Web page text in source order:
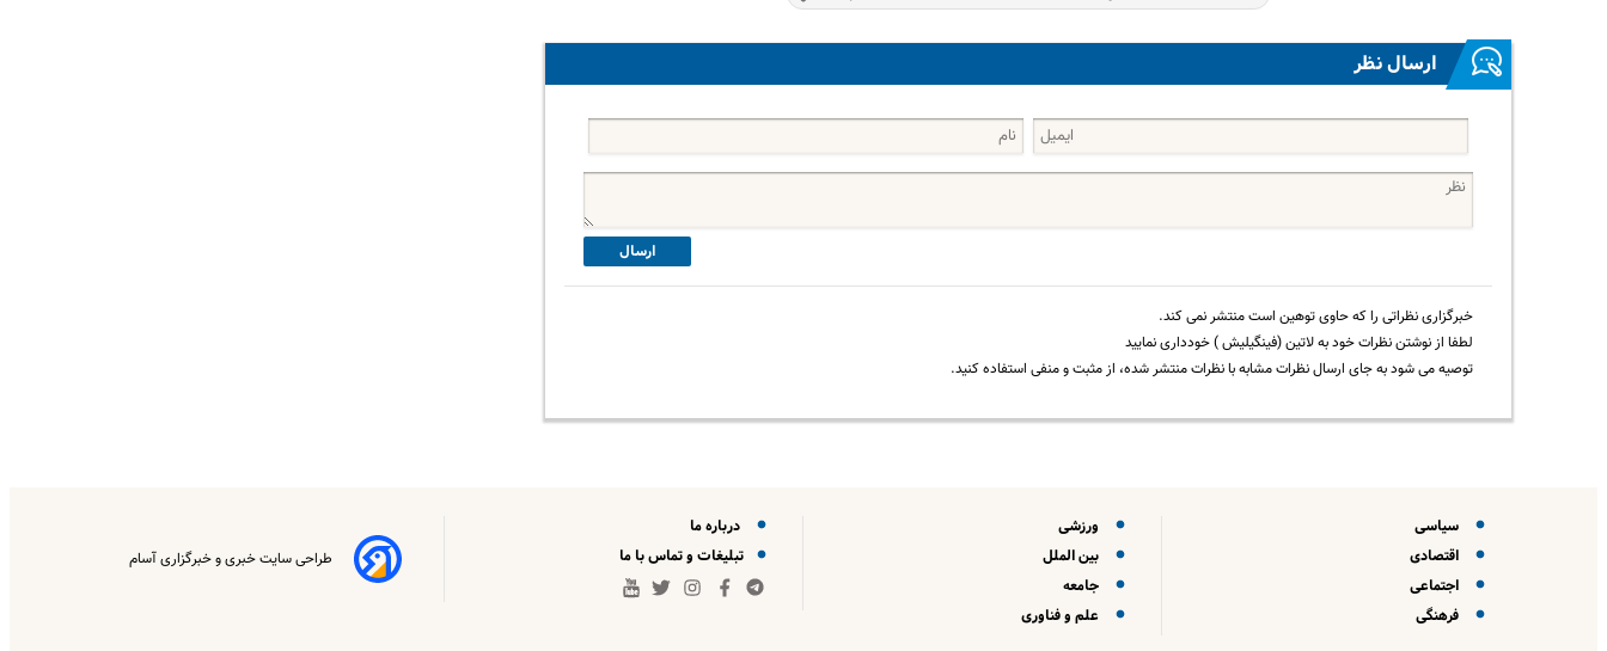
ارسال نظر
ارسال
خبرگزاری نظراتی را که حاوی توهین است منتشر نمی کند.
لطفا از نوشتن نظرات خود به لاتین (فینگیلیش ) خودداری نمایید
توصیه می شود به جای ارسال نظرات مشابه با نظرات منتشر شده، از مثبت و منفی استفاده کنید.
سیاسی
اقتصادی
اجتماعی
فرهنگی
ورزشی
بین الملل
جامعه
علم و فناوری
درباره ما
تبلیغات و تماس با ما
طراحی سایت خبری و خبرگزاری آسام